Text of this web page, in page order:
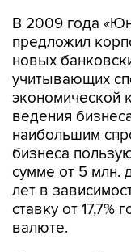
В 2009 года
предложил
новых
учитывающих
экономической
ведения
наибольшим
бизнеса
сумме от 5 млн.
лет в
ставку от 17,7%
валюте.